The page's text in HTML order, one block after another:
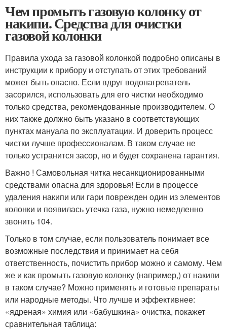
Чем промыть газовую колонку от
накипи. Средства для очистки
газовой колонки
Правила ухода за газовой колонкой подробно описаны в
инструкции к прибору и отступать от этих требований
может быть опасно. Если вдруг водонагреватель
засорился, использовать для его чистки необходимо
только средства, рекомендованные производителем. О
них также должно быть указано в соответствующих
пунктах мануала по эксплуатации. И доверить процесс
чистки лучше профессионалам. В таком случае не
только устранится засор, но и будет сохранена гарантия.
Важно ! Самовольная читка несанкционированными
средствами опасна для здоровья! Если в процессе
удаления накипи или гари поврежден один из элементов
колонки и появилась утечка газа, нужно немедленно
звонить 104.
Только в том случае, если пользователь понимает все
возможные последствия и принимает на себя
ответственность, почистить прибор можно и самому. Чем
же и как промыть газовую колонку (например,) от накипи
в таком случае? Можно применять и готовые препараты
или народные методы. Что лучше и эффективнее:
«ядреная» химия или «бабушкина» очистка, покажет
сравнительная таблица: